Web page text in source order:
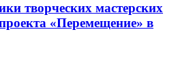
творческих мастерских
«Перемещение» в